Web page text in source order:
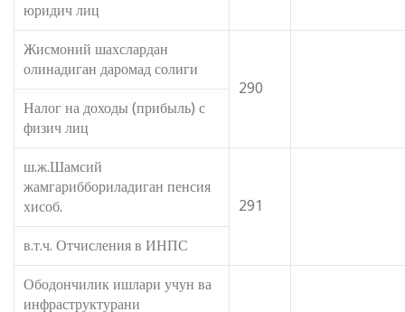
юридич лиц
Жисмоний шахслардан
олинадиган даромад солиги
290
Налог на доходы (прибыль) с
физич лиц
ш.ж.Шамсий
жамгариббориладиган пенсия
хисоб.
291
в.т.ч. Отчисления в ИНПС
Ободончилик ишлари учун ва
инфраструктурани